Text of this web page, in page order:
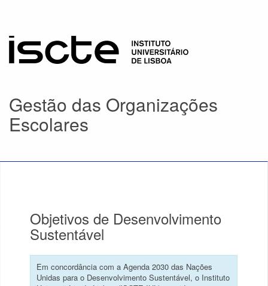
Gestão das Organizações
Escolares
Objetivos de Desenvolvimento
Sustentável
Em concordância com a Agenda 2030 das Nações
Unidas para o Desenvolvimento Sustentável, o Instituto